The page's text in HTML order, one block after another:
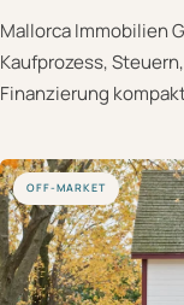
Mallorca Immobilien
Kaufprozess,
Finanzierung
OFF-MARKET